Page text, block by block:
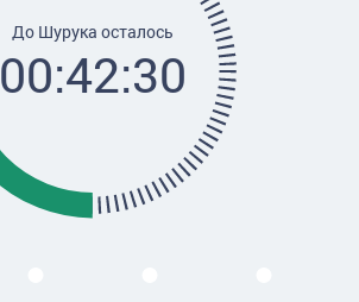
До Шурука осталось
00:42:30